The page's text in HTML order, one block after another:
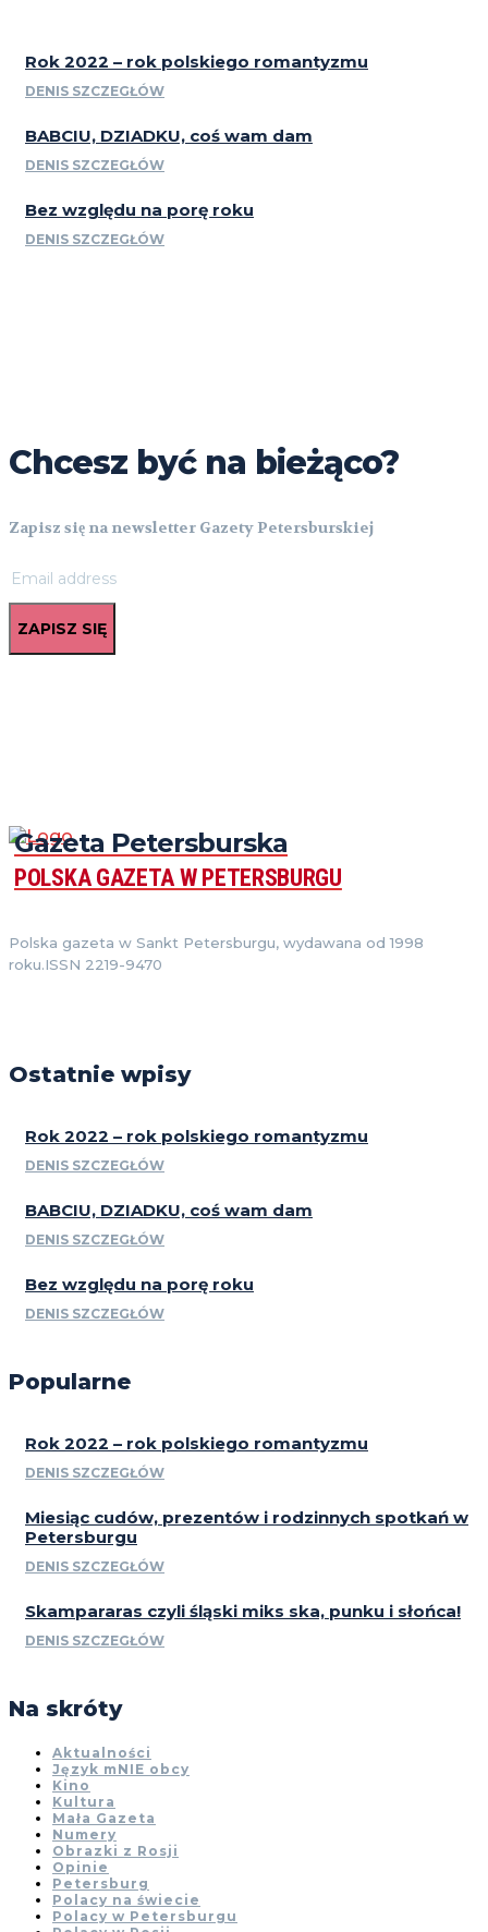
Rok 2022 – rok polskiego romantyzmu
DENIS SZCZEGŁÓW
BABCIU, DZIADKU, coś wam dam
DENIS SZCZEGŁÓW
Bez względu na porę roku
DENIS SZCZEGŁÓW
Chcesz być na bieżąco?
Zapisz się na newsletter Gazety Petersburskiej
ZAPISZ SIĘ
Gazeta Petersburska
POLSKA GAZETA W PETERSBURGU
Polska gazeta w Sankt Petersburgu, wydawana od 1998
roku.ISSN 2219-9470
Ostatnie wpisy
Rok 2022 – rok polskiego romantyzmu
DENIS SZCZEGŁÓW
BABCIU, DZIADKU, coś wam dam
DENIS SZCZEGŁÓW
Bez względu na porę roku
DENIS SZCZEGŁÓW
Popularne
Rok 2022 – rok polskiego romantyzmu
DENIS SZCZEGŁÓW
Miesiąc cudów, prezentów i rodzinnych spotkań w
Petersburgu
DENIS SZCZEGŁÓW
Skampararas czyli śląski miks ska, punku i słońca!
DENIS SZCZEGŁÓW
Na skróty
Aktualności
Język mNIE obcy
Kino
Kultura
Mała Gazeta
Numery
Obrazki z Rosji
Opinie
Petersburg
Polacy na świecie
Polacy w Petersburgu